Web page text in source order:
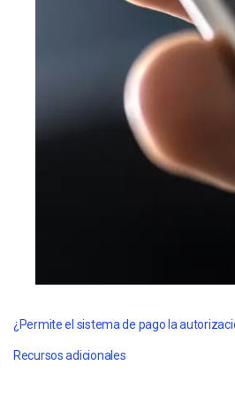
Recursos adicionales